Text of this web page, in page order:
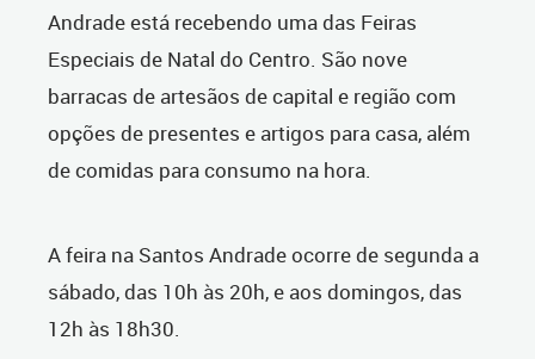
Andrade está recebendo uma das Feiras
Especiais de Natal do Centro. São nove
barracas de artesãos de capital e região com
opções de presentes e artigos para casa, além
de comidas para consumo na hora.
A feira na Santos Andrade ocorre de segunda a
sábado, das 10h às 20h, e aos domingos, das
12h às 18h30.